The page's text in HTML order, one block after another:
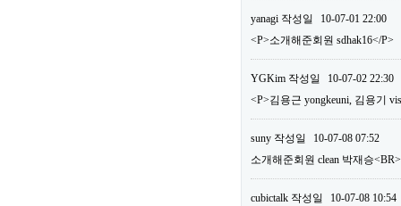
yanagi 작성일
10-07-01 22:00
<P>소개해준회원 sdhak16</P>
YGKim 작성일
10-07-02 22:30
<P>김용근 yongkeuni, 김용기
suny 작성일
10-07-08 07:52
소개해준회원 clean 박재승
cubictalk 작성일
10-07-08 10:54